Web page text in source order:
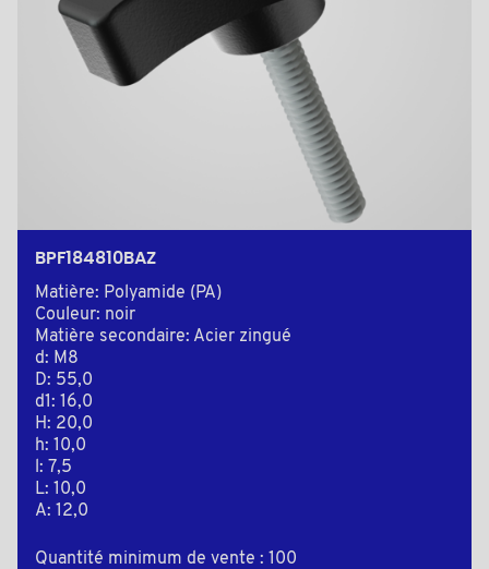
BPF184810BAZ
Matière: Polyamide (PA)
Couleur: noir
Matière secondaire: Acier zingué
d: M8
D: 55,0
d1: 16,0
H: 20,0
h: 10,0
l: 7,5
L: 10,0
A: 12,0
Quantité minimum de vente : 100